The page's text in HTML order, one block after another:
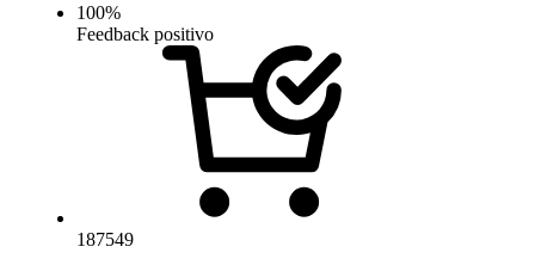
100%
Feedback positivo
187549